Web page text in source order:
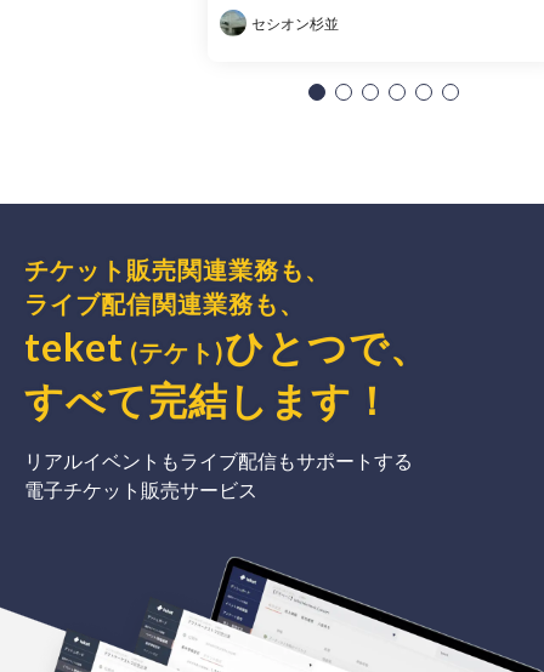
セシオン杉並
チケット販売関連業務も、
ライブ配信関連業務も、
teket (テケト)ひとつで、
すべて完結 します ！
リアルイベントもライブ配信もサポートする
電子チケット販売サービス